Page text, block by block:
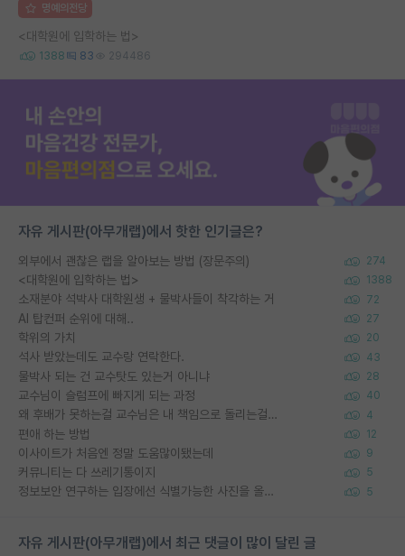
명예의전당
<대학원에 입학하는 법>
1388 83 294486
자유 게시판(아무개랩)에서 핫한 인기글은?
외부에서 괜찮은 랩을 알아보는 방법 (장문주의) 274
<대학원에 입학하는 법> 1388
소재분야 석박사 대학원생 + 물박사들이 착각하는 거 72
AI 탑컨퍼 순위에 대해.. 27
학위의 가치 20
석사 받았는데도 교수랑 연락한다. 43
물박사 되는 건 교수탓도 있는거 아니냐 28
교수님이 슬럼프에 빠지게 되는 과정 40
왜 후배가 못하는걸 교수님은 내 책임으로 돌리는걸까요? 4
편애 하는 방법 12
이사이트가 처음엔 정말 도움많이됐는데 9
커뮤니티는 다 쓰레기통이지 5
정보보안 연구하는 입장에선 식별가능한 사진을 올리는건 비추이긴함 5
자유 게시판(아무개랩)에서 최근 댓글이 많이 달린 글